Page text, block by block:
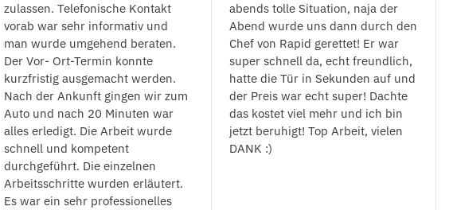
zulassen. Telefonische Kontakt
vorab war sehr informativ und
man wurde umgehend beraten.
Der Vor- Ort-Termin konnte
kurzfristig ausgemacht werden.
Nach der Ankunft gingen wir zum
Auto und nach 20 Minuten war
alles erledigt. Die Arbeit wurde
schnell und kompetent
durchgeführt. Die einzelnen
Arbeitsschritte wurden erläutert.
Es war ein sehr professionelles
abends tolle Situation, naja der
Abend wurde uns dann durch den
Chef von Rapid gerettet! Er war
super schnell da, echt freundlich,
hatte die Tür in Sekunden auf und
der Preis war echt super! Dachte
das kostet viel mehr und ich bin
jetzt beruhigt! Top Arbeit, vielen
DANK :)